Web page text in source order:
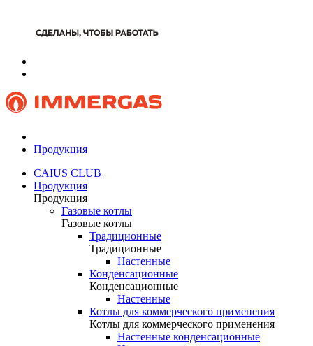
Продукция
CAIUS CLUB
Продукция
Продукция
Газовые котлы
Газовые котлы
Традиционные
Традиционные
Настенные
Конденсационные
Конденсационные
Настенные
Котлы для коммерческого применения
Котлы для коммерческого применения
Настенные конденсационные